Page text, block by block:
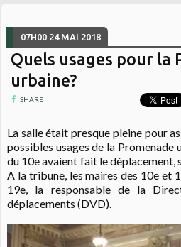
07H00 24 MAI 2018
Quels usages pour la
urbaine?
SHARE
La salle était presque pleine pour
possibles usages de la Promenade
du 10e avaient fait le déplacement,
A la tribune, les maires des 10e et
19e, la responsable de la
déplacements (DVD).